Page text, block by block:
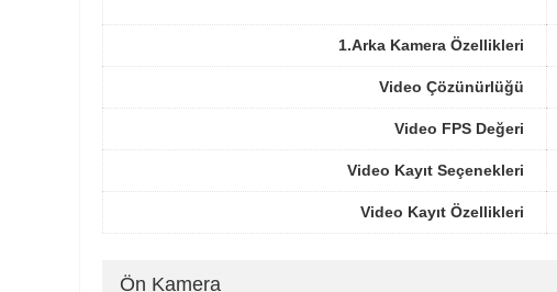
1.Arka Kamera Özellikleri
Video Çözünürlüğü
Video FPS Değeri
Video Kayıt Seçenekleri
Video Kayıt Özellikleri
Ön Kamera